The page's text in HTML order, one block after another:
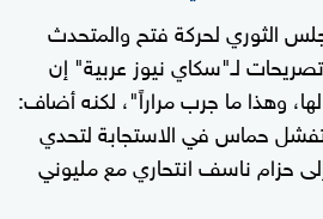
الثوري لحركة فتح والمتحدث
لـ"سكاي نيوز عربية" إن
وهذا ما جرب مراراً"، لكنه أضاف:
حماس في الاستجابة لتحدي
حزام ناسف انتحاري مع مليوني